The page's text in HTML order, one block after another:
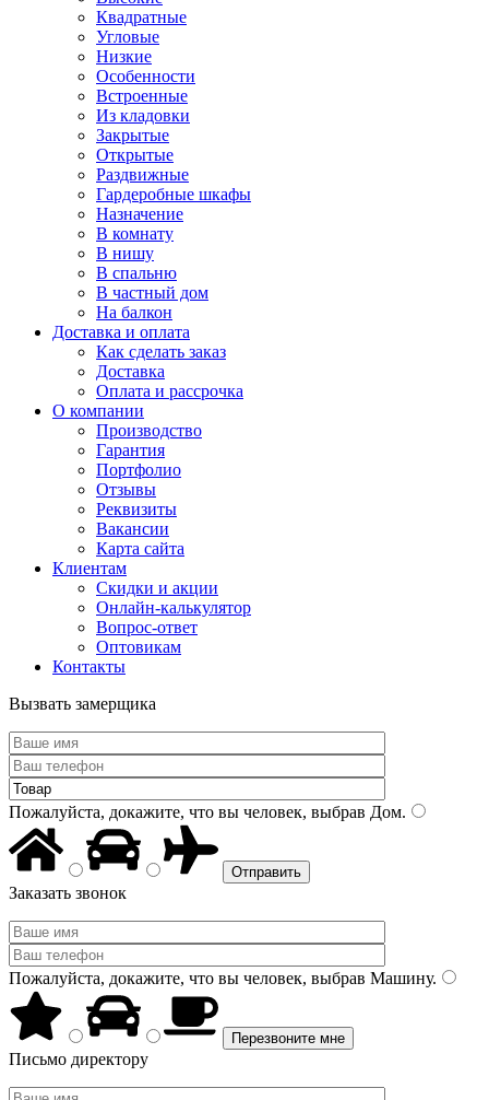
Квадратные
Угловые
Низкие
Особенности
Встроенные
Из кладовки
Закрытые
Открытые
Раздвижные
Гардеробные шкафы
Назначение
В комнату
В нишу
В спальню
В частный дом
На балкон
Доставка и оплата
Как сделать заказ
Доставка
Оплата и рассрочка
О компании
Производство
Гарантия
Портфолио
Отзывы
Реквизиты
Вакансии
Карта сайта
Клиентам
Скидки и акции
Онлайн-калькулятор
Вопрос-ответ
Оптовикам
Контакты
Вызвать замерщика
Пожалуйста, докажите, что вы человек, выбрав Дом.
Заказать звонок
Пожалуйста, докажите, что вы человек, выбрав Машину.
Письмо директору